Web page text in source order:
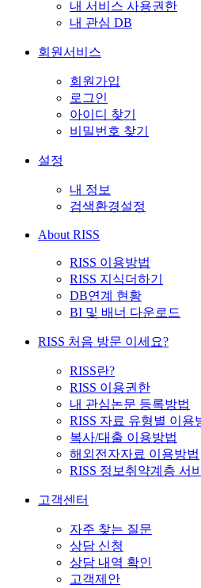
내 서비스 사용권한
내 관심 DB
회원서비스
회원가입
로그인
아이디 찾기
비밀번호 찾기
설정
내 정보
검색환경설정
About RISS
RISS 이용방법
RISS 지식더하기
DB연계 현황
BI 및 배너 다운로드
RISS 처음 방문 이세요?
RISS란?
RISS 이용권한
내 관심논문 등록방법
RISS 자료 유형별 이용
복사/대출 이용방법
해외전자자료 이용방법
RISS 정보취약계층 서
고객센터
자주 찾는 질문
상담 신청
상담 내역 확인
고객제안